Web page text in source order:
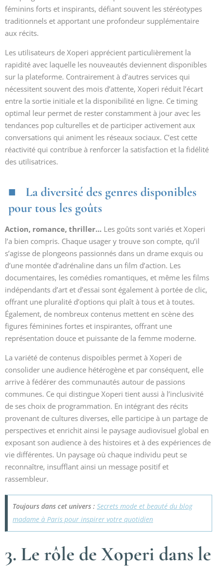
féminins forts et inspirants, défiant souvent les stéréotypes
traditionnels et apportant une profondeur supplémentaire
aux récits.
Les utilisateurs de Xoperi apprécient particulièrement la
rapidité avec laquelle les nouveautés deviennent disponibles
sur la plateforme. Contrairement à d’autres services qui
nécessitent souvent des mois d’attente, Xoperi réduit l’écart
entre la sortie initiale et la disponibilité en ligne. Ce timing
optimal leur permet de rester constamment à jour avec les
tendances pop culturelles et de participer activement aux
conversations qui animent les réseaux sociaux. C’est cette
réactivité qui contribue à renforcer la satisfaction et la fidélité
des utilisatrices.
La diversité des genres disponibles
pour tous les goûts
Action, romance, thriller… Les goûts sont variés et Xoperi
l’a bien compris. Chaque usager y trouve son compte, qu’il
s’agisse de plongeons passionnés dans un drame exquis ou
d’une montée d’adrénaline dans un film d’action. Les
documentaires, les comédies romantiques, et même les films
indépendants d’art et d’essai sont également à portée de clic,
offrant une pluralité d’options qui plaît à tous et à toutes.
Également, de nombreux contenus mettent en scène des
figures féminines fortes et inspirantes, offrant une
représentation douce et puissante de la femme moderne.
La variété de contenus dispoibles permet à Xoperi de
consolider une audience hétérogène et par conséquent, elle
arrive à fédérer des communautés autour de passions
communes. Ce qui distingue Xoperi tient aussi à l’inclusivité
de ses choix de programmation. En intégrant des récits
provenant de cultures diverses, elle participe à un partage de
perspectives et enrichit ainsi le paysage audiovisuel global en
exposant son audience à des histoires et à des expériences de
vie différentes. Un paysage où chaque individu peut se
reconnaître, insufflant ainsi un message positif et
rassembleur.
Toujours dans cet univers : Secrets mode et beauté du blog
madame à Paris pour inspirer votre quotidien
3. Le rôle de Xoperi dans le